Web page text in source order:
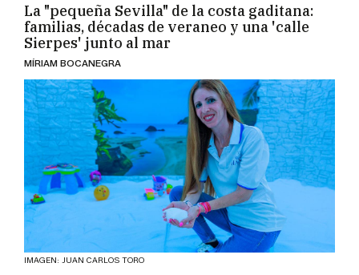
La "pequeña Sevilla" de la costa gaditana:
familias, décadas de veraneo y una 'calle
Sierpes' junto al mar
MÍRIAM BOCANEGRA
IMAGEN: JUAN CARLOS TORO